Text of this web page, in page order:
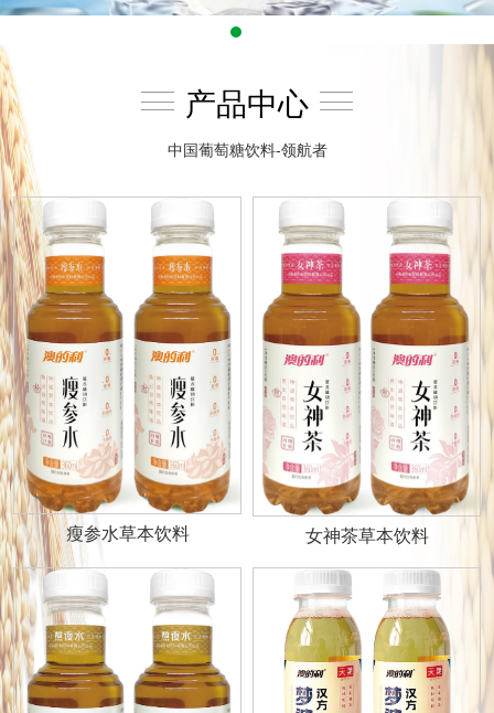
产品中心
中国葡萄糖饮料-领航者
瘦参水草本饮料 女神茶草本饮料